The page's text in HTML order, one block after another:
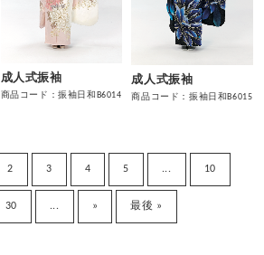
成人式振袖
商品コード：振袖日和B6014
成人式振袖
商品コード：振袖日和B6015
2 3 4 5 ... 10
30 ... » 最後 »